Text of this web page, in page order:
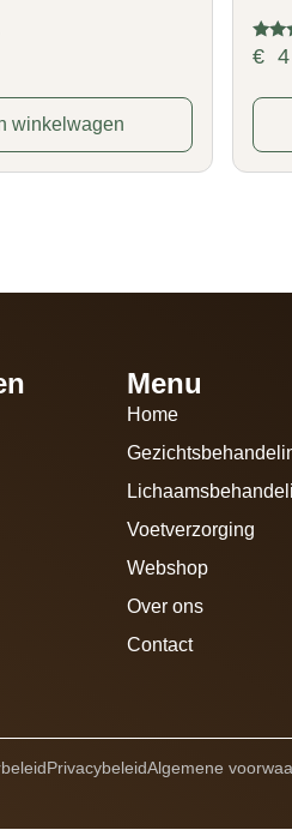
winkelwagen
4.50
€
Menu
Home
Voetverzorging
Webshop
Over ons
Contact
PrivacybeleidAlgemene